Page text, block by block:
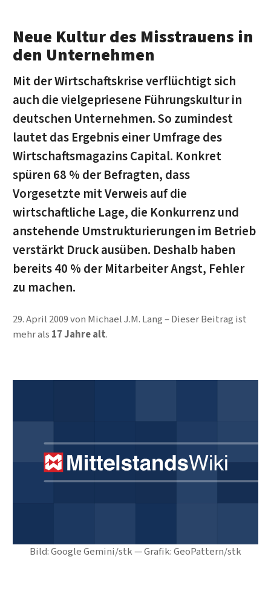
Bild: Google Gemini/stk — Grafik: GeoPattern/stk
Neue Kultur des Misstrauens in
den Unternehmen
Mit der Wirtschaftskrise verflüchtigt sich
auch die vielgepriesene Führungskultur in
deutschen Unternehmen. So zumindest
lautet das Ergebnis einer Umfrage des
Wirtschaftsmagazins Capital. Konkret
spüren 68 % der Befragten, dass
Vorgesetzte mit Verweis auf die
wirtschaftliche Lage, die Konkurrenz und
anstehende Umstrukturierungen im Betrieb
verstärkt Druck ausüben. Deshalb haben
bereits 40 % der Mitarbeiter Angst, Fehler
zu machen.
29. April 2009von Michael J.M. Lang
Dieser Beitrag ist
mehr als 17 Jahre alt.